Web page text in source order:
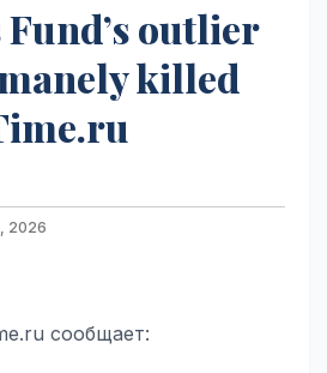
outlier
killed
2026
сообщает: